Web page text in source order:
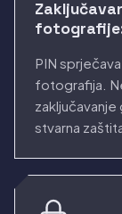
PIN
fotografija.
stvarna